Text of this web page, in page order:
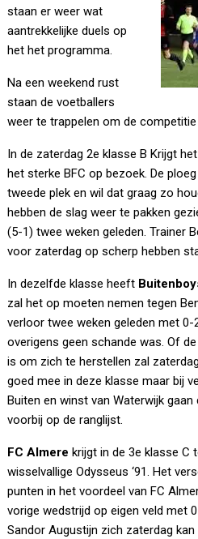
staan er weer wat
aantrekkelijke duels op
het het programma.
Na een weekend rust
staan de voetballers
weer te trappelen om de
In de zaterdag 2e klasse B Krijgt
het sterke BFC op bezoek. De
tweede plek en wil dat graag zo
hebben de slag weer te pakken
(5-1) twee weken geleden. Trainer
voor zaterdag op scherp hebben
In dezelfde klasse heeft
zal het op moeten nemen tegen
verloor twee weken geleden met 0-
overigens geen schande was. Of
is om zich te herstellen zal
goed mee in deze klasse maar bij
Buiten en winst van Waterwijk
voorbij op de ranglijst.
FC Almere krijgt in de 3e klasse C
wisselvallige Odysseus ‘91. Het
punten in het voordeel van FC
vorige wedstrijd op eigen veld met
Sandor Augustijn zich zaterdag